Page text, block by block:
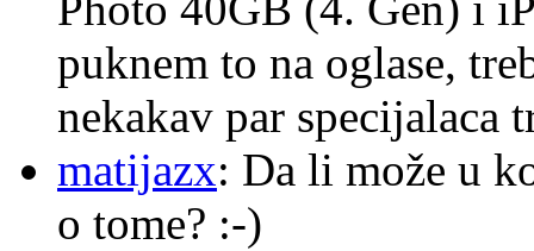
puknem to na oglase,
nekakav par
matijazx: Da li može u
o tome? :-)